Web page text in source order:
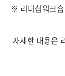
※ 리더십워크
자세한 내용은